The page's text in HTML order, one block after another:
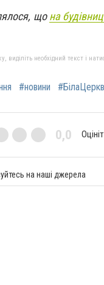
щона
необхідний текст і
#новини
0,0
на наші джерела